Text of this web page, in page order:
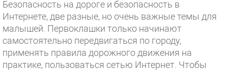
Безопасность на дороге и безопасность в
Интернете, две разные, но очень важные темы для
малышей. Первоклашки только начинают
самостоятельно передвигаться по городу,
применять правила дорожного движения на
практике, пользоваться сетью Интернет. Чтобы